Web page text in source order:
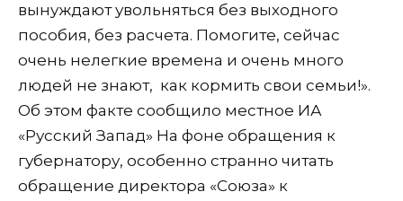
вынуждают увольняться без выходного
пособия, без расчета. Помогите, сейчас
очень нелегкие времена и очень много
людей не знают, как кормить свои семьи!».
Об этом факте сообщило местное ИА
«Русский Запад» На фоне обращения к
губернатору, особенно странно читать
обращение директора «Союза» к